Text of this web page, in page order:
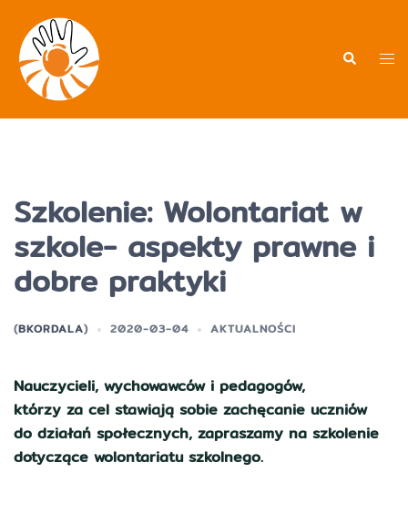
treści
Szkolenie: Wolontariat w
szkole- aspekty prawne i
dobre praktyki
(BKORDALA) 2020-03-04 AKTUALNOŚCI
Nauczycieli, wychowawców i pedagogów,
którzy za cel stawiają sobie zachęcanie uczniów
do działań społecznych, zapraszamy na szkolenie
dotyczące wolontariatu szkolnego.